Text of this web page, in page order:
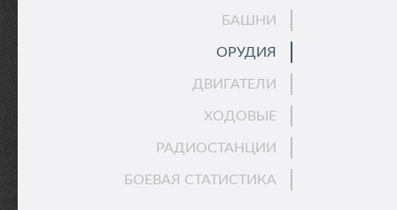
БАШНИ
ОРУДИЯ
ДВИГАТЕЛИ
ХОДОВЫЕ
РАДИОСТАНЦИИ
БОЕВАЯ СТАТИСТИКА